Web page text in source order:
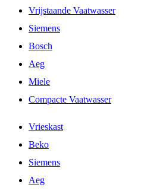
Vrijstaande Vaatwasser
Siemens
Bosch
Aeg
Miele
Compacte Vaatwasser
Vrieskast
Beko
Siemens
Aeg